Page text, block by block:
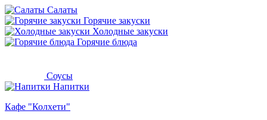
Салаты
Горячие закуски
Холодные закуски
Горячие блюда
Соусы
Напитки
Кафе "Колхети"